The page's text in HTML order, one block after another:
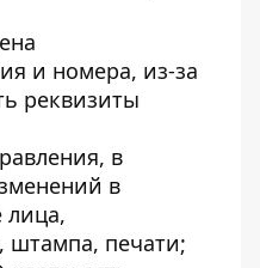
и номера, из-за
реквизиты
в
в
лица,
штампа, печати;